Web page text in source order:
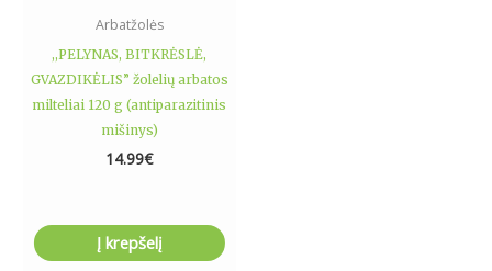
Arbatžolės
,,PELYNAS, BITKRĖSLĖ,
GVAZDIKĖLIS” žolelių arbatos
milteliai 120 g (antiparazitinis
mišinys)
14.99€
Į krepšelį